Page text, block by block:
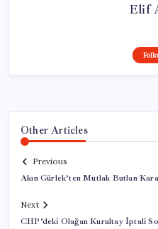
Elif
Other Articles
Previous
Akın Gürlek’ten Mutlak Butlan
Next
CHP’deki Olağan Kurultay İptali